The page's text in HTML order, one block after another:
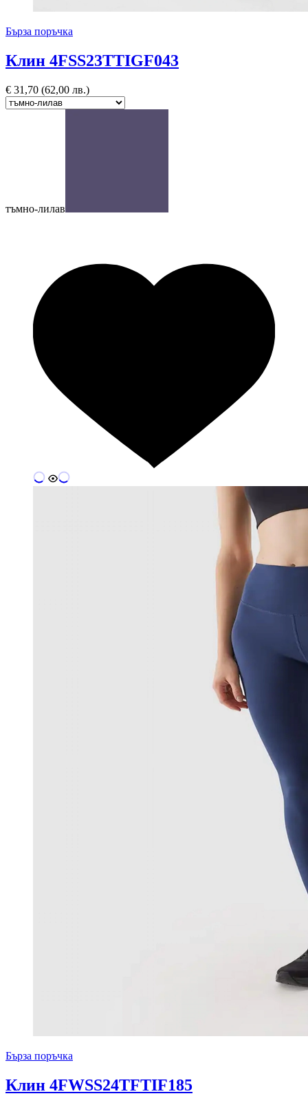
Бърза поръчка
Клин 4FSS23TTIGF043
€ 31,70 (62,00 лв.)
тъмно-лилав
Бърза поръчка
Клин 4FWSS24TFTIF185